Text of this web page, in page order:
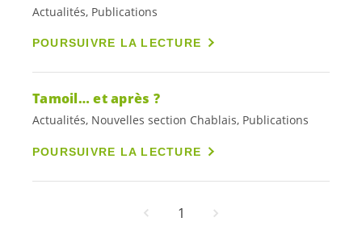
Actualités, Publications
POURSUIVRE LA LECTURE
Tamoil… et après ?
Actualités, Nouvelles section Chablais, Publications
POURSUIVRE LA LECTURE
1